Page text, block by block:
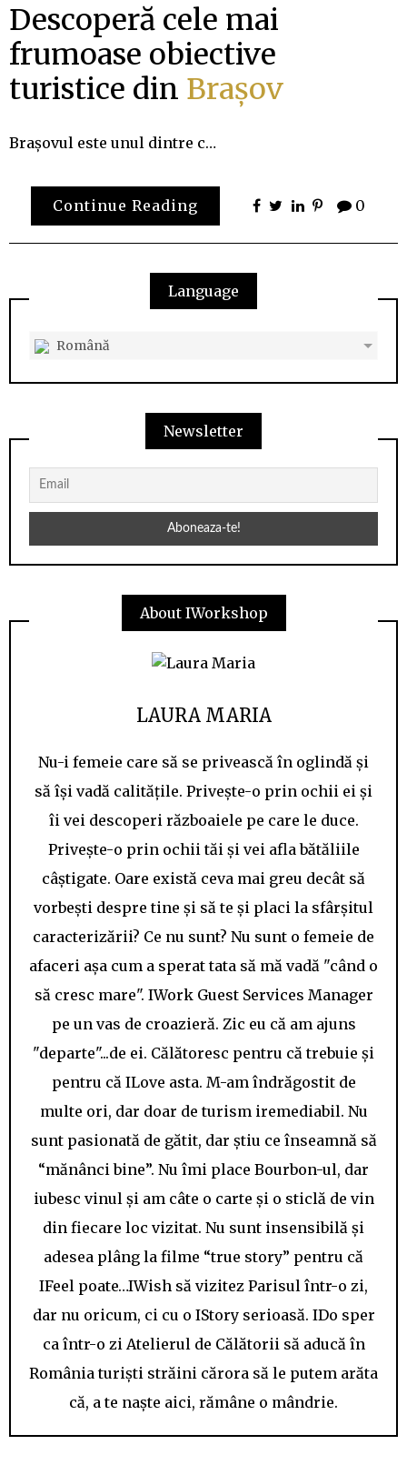
Descoperă cele mai
frumoase obiective
turistice din Brașov
Brașovul este unul dintre c…
Continue Reading 0
Language
Română
Newsletter
About IWorkshop
LAURA MARIA
Nu-i femeie care să se privească în oglindă și
să își vadă calitățile. Privește-o prin ochii ei și
îi vei descoperi războaiele pe care le duce.
Privește-o prin ochii tăi și vei afla bătăliile
câștigate. Oare există ceva mai greu decât să
vorbești despre tine și să te și placi la sfârșitul
caracterizării? Ce nu sunt? Nu sunt o femeie de
afaceri așa cum a sperat tata să mă vadă "când o
să cresc mare". IWork Guest Services Manager
pe un vas de croazieră. Zic eu că am ajuns
"departe"...de ei. Călătoresc pentru că trebuie și
pentru că ILove asta. M-am îndrăgostit de
multe ori, dar doar de turism iremediabil. Nu
sunt pasionată de gătit, dar știu ce înseamnă să
“mănânci bine”. Nu îmi place Bourbon-ul, dar
iubesc vinul și am câte o carte și o sticlă de vin
din fiecare loc vizitat. Nu sunt insensibilă și
adesea plâng la filme “true story” pentru că
IFeel poate…IWish să vizitez Parisul într-o zi,
dar nu oricum, ci cu o IStory serioasă. IDo sper
ca într-o zi Atelierul de Călătorii să aducă în
România turiști străini cărora să le putem arăta
că, a te naște aici, rămâne o mândrie.